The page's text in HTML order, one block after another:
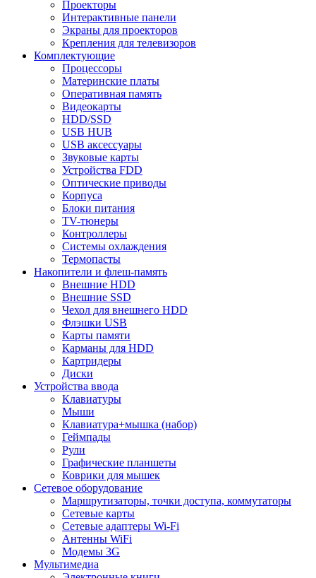
Проекторы
Интерактивные панели
Экраны для проекторов
Крепления для телевизоров
Комплектующие
Процессоры
Материнские платы
Оперативная память
Видеокарты
HDD/SSD
USB HUB
USB аксессуары
Звуковые карты
Устройства FDD
Оптические приводы
Корпуса
Блоки питания
TV-тюнеры
Контроллеры
Системы охлаждения
Термопасты
Накопители и флеш-память
Внешние HDD
Внешние SSD
Чехол для внешнего HDD
Флэшки USB
Карты памяти
Карманы для HDD
Картридеры
Диски
Устройства ввода
Клавиатуры
Мыши
Клавиатура+мышка (набор)
Геймпады
Рули
Графические планшеты
Коврики для мышек
Сетевое оборудование
Маршрутизаторы, точки доступа, коммутаторы
Сетевые карты
Сетевые адаптеры Wi-Fi
Антенны WiFi
Модемы 3G
Мультимедиа